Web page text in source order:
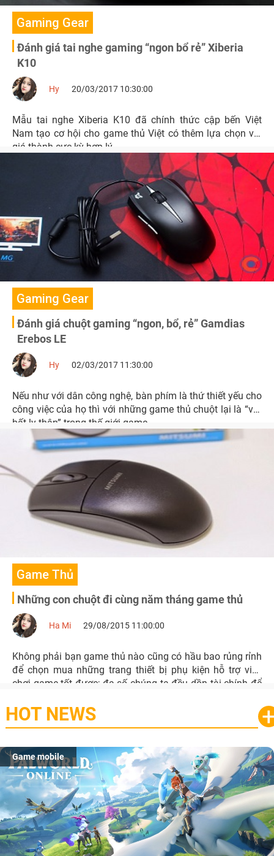
Gaming Gear
Đánh giá tai nghe gaming “ngon bổ rẻ” Xiberia
K10
Hy 20/03/2017 10:30:00
Mẫu tai nghe Xiberia K10 đã chính thức cập bến Việt
Nam tạo cơ hội cho game thủ Việt có thêm lựa chọn với
giá thành cực kỳ hợp lý.
Gaming Gear
Đánh giá chuột gaming “ngon, bổ, rẻ” Gamdias
Erebos LE
Hy 02/03/2017 11:30:00
Nếu như với dân công nghệ, bàn phím là thứ thiết yếu cho
công việc của họ thì với những game thủ chuột lại là “vật
bất ly thân” trong thế giới game.
Game Thủ
Những con chuột đi cùng năm tháng game thủ
Ha Mi 29/08/2015 11:00:00
Không phải bạn game thủ nào cũng có hầu bao rủng rỉnh
để chọn mua những trang thiết bị phụ kiện hỗ trợ việc
chơi game tốt được; đa số chúng ta đều dồn tài chính để
dả mới tính tới chuyện mouse, hoặc keyboard…
HOT NEWS
Game mobile